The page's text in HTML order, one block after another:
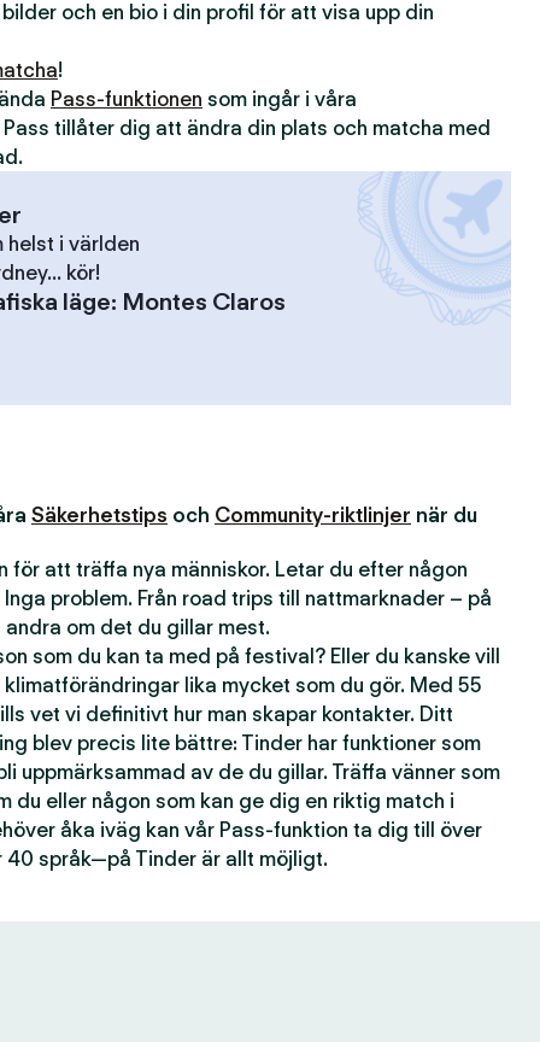
och en bio i din profil för att visa upp din
!
Pass-funktionen som ingår i våra
Pass tillåter dig att ändra din plats och matcha med
helst i världen
kör!
läge: Montes Claros
Säkerhetstips och Community-riktlinjer när du
för att träffa nya människor. Letar du efter någon
problem. Från road trips till nattmarknader – på
om det du gillar mest.
som du kan ta med på festival? Eller du kanske vill
klimatförändringar lika mycket som du gör. Med 55
vet vi definitivt hur man skapar kontakter. Ditt
blev precis lite bättre: Tinder har funktioner som
uppmärksammad av de du gillar. Träffa vänner som
du eller någon som kan ge dig en riktig match i
åka iväg kan vår Pass-funktion ta dig till över
40 språk—på Tinder är allt möjligt.